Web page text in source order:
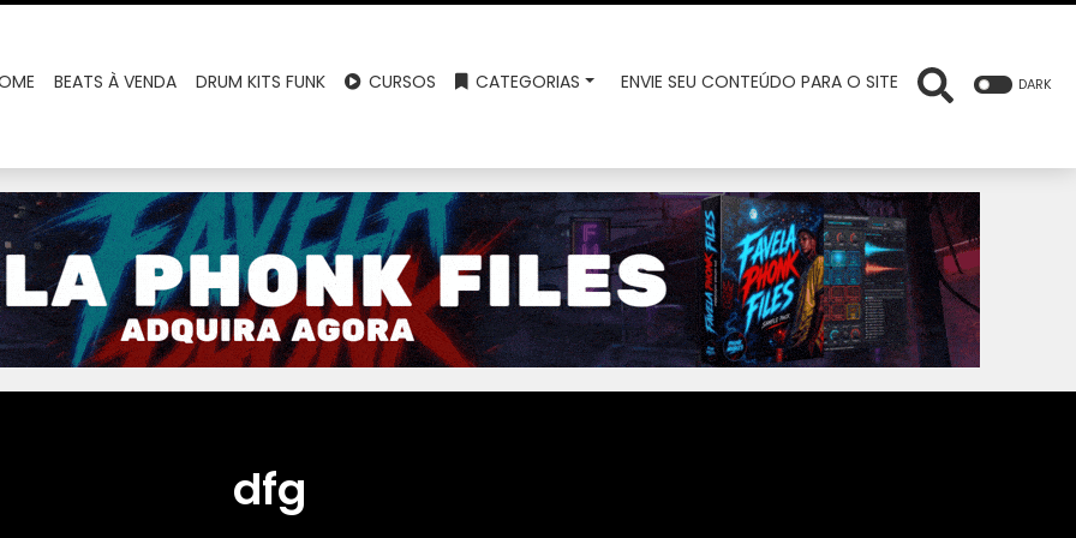
BEATS À VENDA DRUM KITS FUNK CURSOS CATEGORIAS ENVIE SEU CONTEÚDO PARA O SITE DARK
dfg